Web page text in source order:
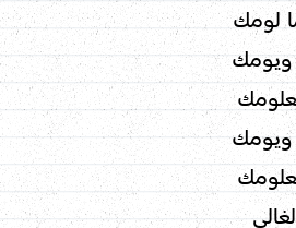
لومك
ويومك
ويومك